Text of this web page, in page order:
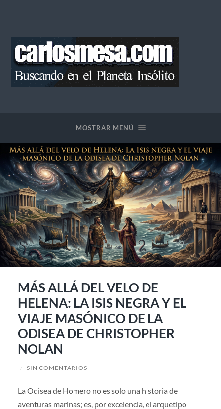
MOSTRAR MENÚ
MÁS ALLÁ DEL VELO DE
HELENA: LA ISIS NEGRA Y EL
VIAJE MASÓNICO DE LA
ODISEA DE CHRISTOPHER
NOLAN
/ SIN COMENTARIOS
La Odisea de Homero no es solo una historia de
aventuras marinas; es, por excelencia, el arquetipo